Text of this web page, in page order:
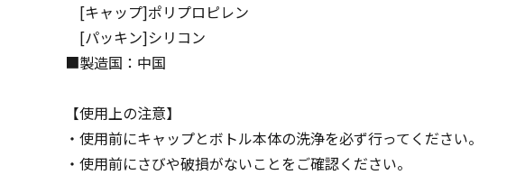
[キャップ]ポリプロピレン
[パッキン]シリコン
■製造国：中国
【使用上の注意】
・使用前にキャップとボトル本体の洗浄を必ず行ってください。
・使用前にさびや破損がないことをご確認ください。